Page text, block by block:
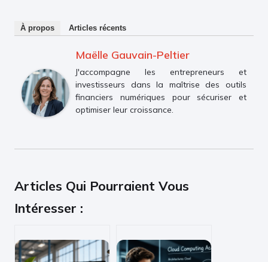
À propos Articles récents
Maëlle Gauvain-Peltier
J'accompagne les entrepreneurs et
investisseurs dans la maîtrise des outils
financiers numériques pour sécuriser et
optimiser leur croissance.
Articles Qui Pourraient Vous
Intéresser :